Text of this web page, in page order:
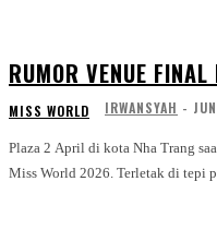
RUMOR VENUE
MISS WORLD IRWANSYAH -
Plaza 2 April di kota Nha Trang
Miss World 2026. Terletak di tepi